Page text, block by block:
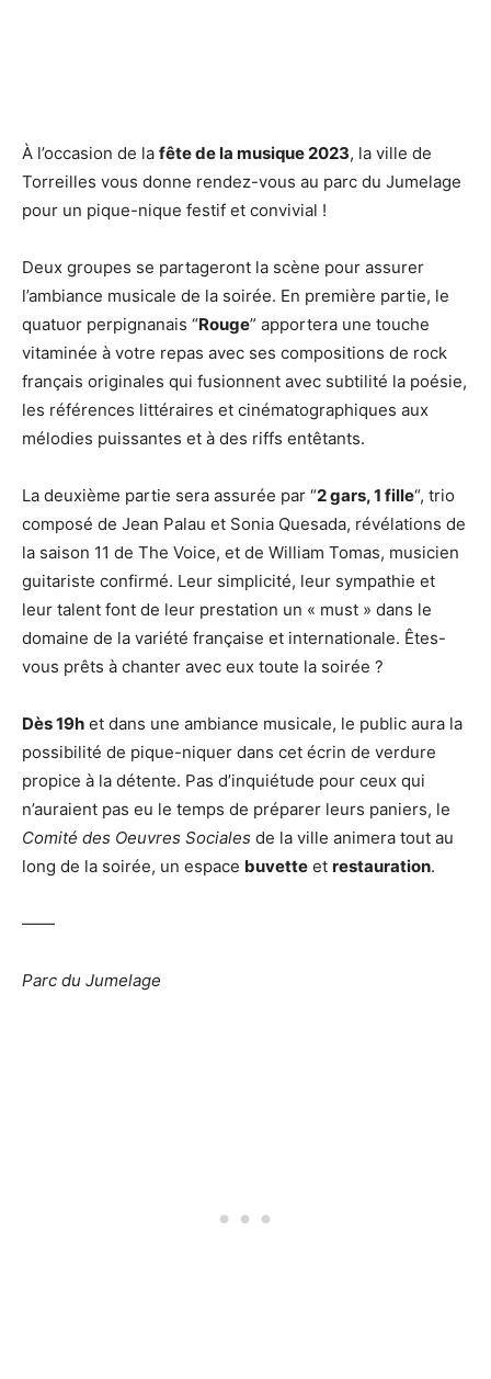
À l’occasion de la fête de la musique 2023, la ville de
Torreilles vous donne rendez-vous au parc du Jumelage
pour un pique-nique festif et convivial !
Deux groupes se partageront la scène pour assurer
l’ambiance musicale de la soirée. En première partie, le
quatuor perpignanais “Rouge” apportera une touche
vitaminée à votre repas avec ses compositions de rock
français originales qui fusionnent avec subtilité la poésie,
les références littéraires et cinématographiques aux
mélodies puissantes et à des riffs entêtants.
La deuxième partie sera assurée par “2 gars, 1 fille“, trio
composé de Jean Palau et Sonia Quesada, révélations de
la saison 11 de The Voice, et de William Tomas, musicien
guitariste confirmé. Leur simplicité, leur sympathie et
leur talent font de leur prestation un « must » dans le
domaine de la variété française et internationale. Êtes-
vous prêts à chanter avec eux toute la soirée ?
Dès 19h et dans une ambiance musicale, le public aura la
possibilité de pique-niquer dans cet écrin de verdure
propice à la détente. Pas d’inquiétude pour ceux qui
n’auraient pas eu le temps de préparer leurs paniers, le
Comité des Oeuvres Sociales de la ville animera tout au
long de la soirée, un espace buvette et restauration.
——
Parc du Jumelage